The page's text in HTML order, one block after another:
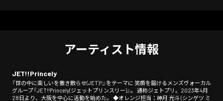
アーティスト情報
JET!!Princely
『世の中に楽しいを撒き散らせ(JET)!!』をテーマに 笑顔を届けるメンズヴォーカル
グループ『JET!!Princely(ジェットプリンスリー)』。 通称ジェトプリ。2023年4月
28日より、大阪を中心に活動を始めた。 ◆オレンジ担当：神月 光斗 (シンゲツ ミ